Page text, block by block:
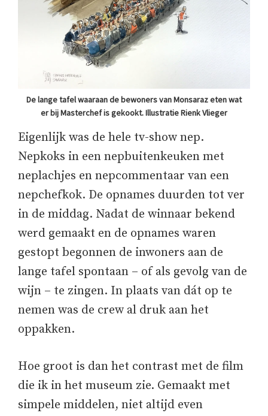
De lange tafel waaraan de bewoners van Monsaraz eten wat
er bij Masterchef is gekookt. Illustratie Rienk Vlieger
Eigenlijk was de hele tv-show nep.
Nepkoks in een nepbuitenkeuken met
neplachjes en nepcommentaar van een
nepchefkok. De opnames duurden tot ver
in de middag. Nadat de winnaar bekend
werd gemaakt en de opnames waren
gestopt begonnen de inwoners aan de
lange tafel spontaan – of als gevolg van de
wijn – te zingen. In plaats van dát op te
nemen was de crew al druk aan het
oppakken.
Hoe groot is dan het contrast met de film
die ik in het museum zie. Gemaakt met
simpele middelen, niet altijd even